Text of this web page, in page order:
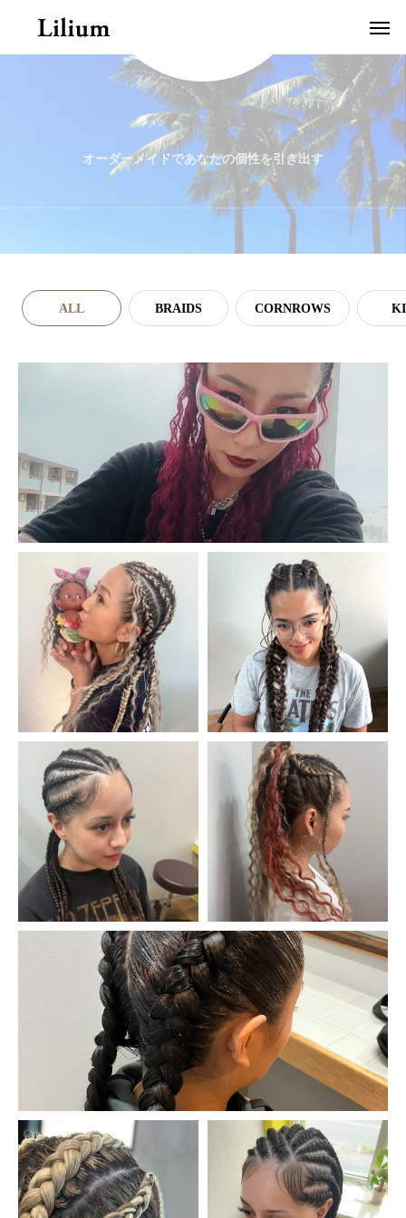
オーダーメイドであなたの個性を引き出す
ALL BRAIDS CORNROWS